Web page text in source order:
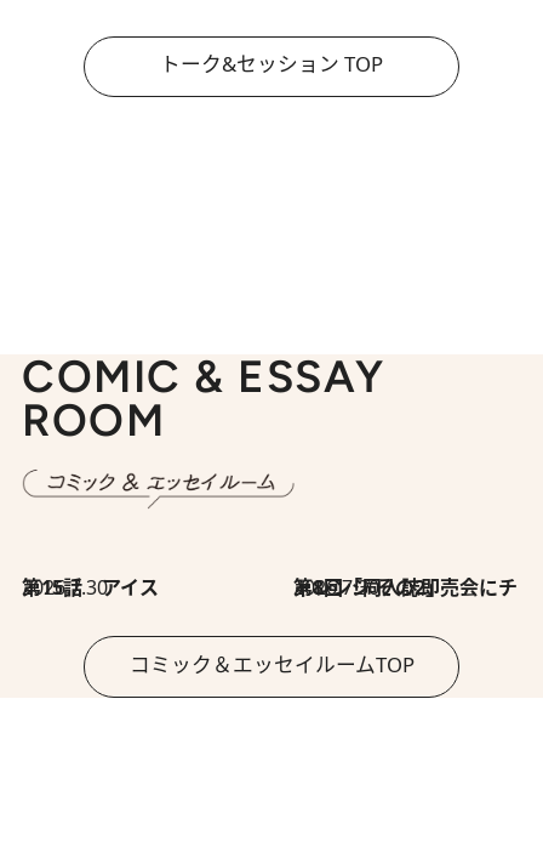
トーク&セッション TOP
COMIC & ESSAY
ROOM
2026.7.30
第15話 アイス 2026.7.30
第8回「同人誌即売会にチャレンジ その2」
コミック＆エッセイルームTOP